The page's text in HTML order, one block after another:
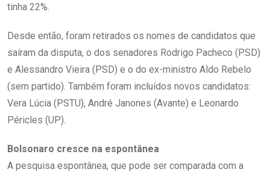
tinha 22%.
Desde então, foram retirados os nomes de candidatos que
saíram da disputa, o dos senadores Rodrigo Pacheco (PSD)
e Alessandro Vieira (PSD) e o do ex-ministro Aldo Rebelo
(sem partido). Também foram incluídos novos candidatos:
Vera Lúcia (PSTU), André Janones (Avante) e Leonardo
Péricles (UP).
Bolsonaro cresce na espontânea
A pesquisa espontânea, que pode ser comparada com a